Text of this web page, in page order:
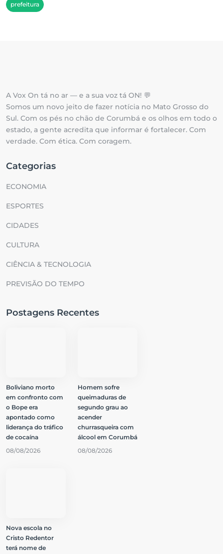
prefeitura
A Vox On tá no ar — e a sua voz tá ON! 💬
Somos um novo jeito de fazer notícia no Mato Grosso do
Sul. Com os pés no chão de Corumbá e os olhos em todo o
estado, a gente acredita que informar é fortalecer. Com
verdade. Com ética. Com coragem.
Categorias
ECONOMIA
ESPORTES
CIDADES
CULTURA
CIÊNCIA & TECNOLOGIA
PREVISÃO DO TEMPO
Postagens Recentes
Boliviano morto
em confronto com
o Bope era
apontado como
liderança do tráfico
de cocaína
08/08/2026
Homem sofre
queimaduras de
segundo grau ao
acender
churrasqueira com
álcool em Corumbá
08/08/2026
Nova escola no
Cristo Redentor
terá nome de